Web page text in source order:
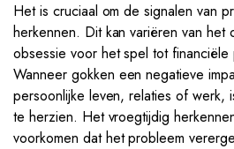
Het is cruciaal om de signalen van
herkennen. Dit kan variëren van het
obsessie voor het spel tot
Wanneer gokken een negatieve
persoonlijke leven, relaties of werk,
te herzien. Het vroegtijdig
voorkomen dat het probleem